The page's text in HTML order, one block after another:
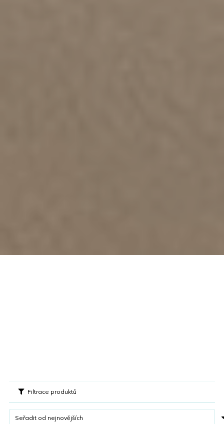
Filtrace produktů